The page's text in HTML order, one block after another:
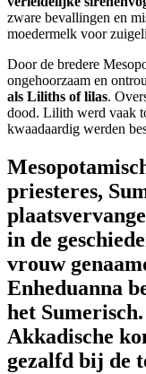
zware bevallingen en
moedermelk voor
Door de bredere
ongehoorzaam en
als Liliths of lilas.
dood. Lilith werd vaak
kwaadaardig werden
priesteres,
in de
vrouw
Enheduanna
het
Akkadische
gezalfd bij de